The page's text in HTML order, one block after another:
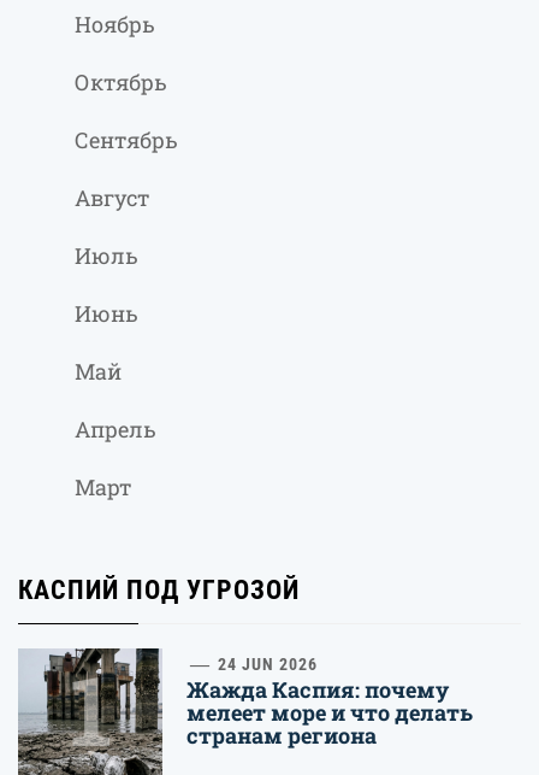
Ноябрь
Октябрь
Сентябрь
Август
Июль
Июнь
Май
Апрель
Март
КАСПИЙ ПОД УГРОЗОЙ
1 24 JUN 2026
Жажда Каспия: почему
мелеет море и что делать
странам региона